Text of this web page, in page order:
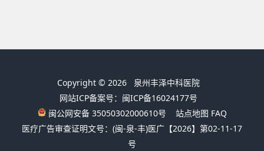
Copyright © 2026 泉州丰泽中科医院
网站ICP备案号：闽ICP备16024177号
闽公网安备 35050302000610号
站点地图 FAQ
医疗广告审查证明文号：(闽-泉-丰)医广【2026】第02-11-17
号